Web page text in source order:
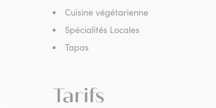
Cuisine végétarienne
Spécialités Locales
Tapas
Tarifs